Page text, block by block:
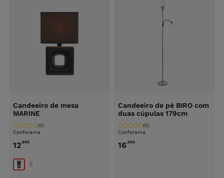
Candeeiro de mesa
MARINE
Conforama
(0)
12,99€
Candeeiro de pé BIRO com
duas cúpulas 179cm
Conforama
(0)
16,99€